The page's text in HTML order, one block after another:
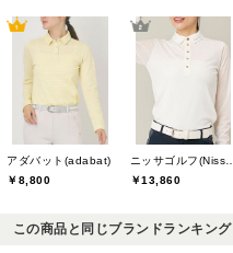
アダバット(adabat)
￥8,800
￥13,860
この商品と同じブランドランキング